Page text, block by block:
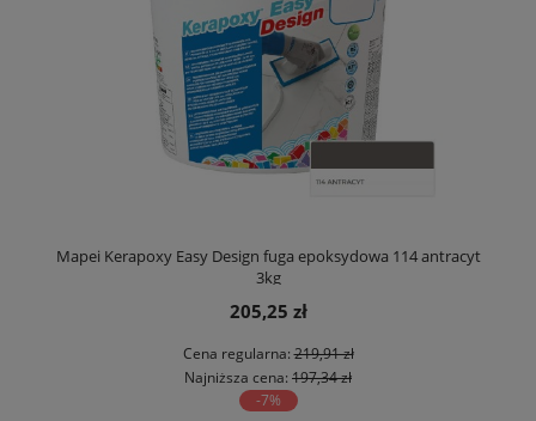
Mapei Kerapoxy Easy Design fuga epoksydowa 114 antracyt
3kg
205,25 zł
Cena regularna:219,91 zł
Najniższa cena: 197,34 zł
-7%